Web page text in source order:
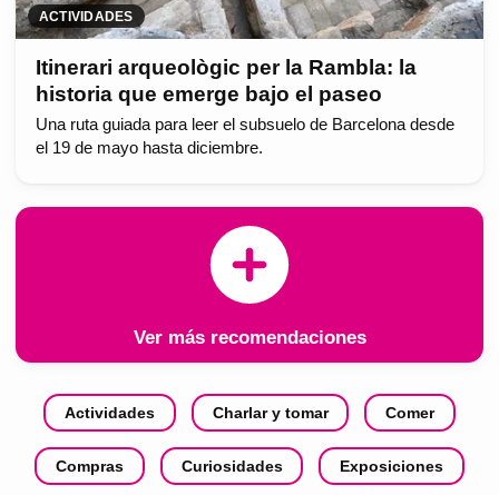
ACTIVIDADES
Itinerari arqueològic per la Rambla: la
historia que emerge bajo el paseo
Una ruta guiada para leer el subsuelo de Barcelona desde
el 19 de mayo hasta diciembre.
Ver más recomendaciones
Actividades Charlar y tomar Comer
Compras Curiosidades Exposiciones